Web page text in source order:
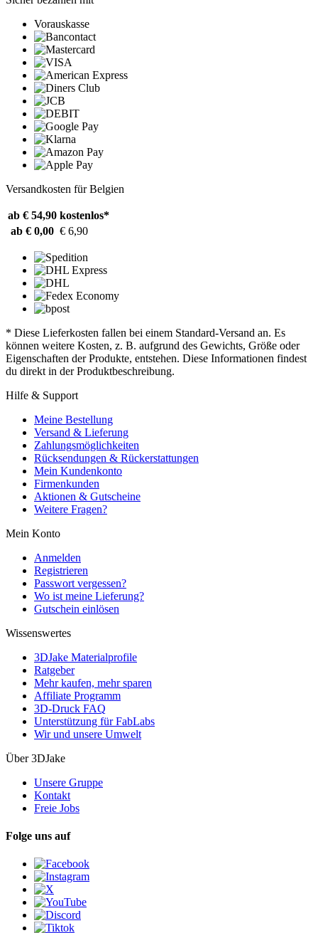
Vorauskasse
Versandkosten für Belgien
ab € 54,90 kostenlos*
ab € 0,00 € 6,90
* Diese Lieferkosten fallen bei einem Standard-Versand an. Es
können weitere Kosten, z. B. aufgrund des Gewichts, Größe oder
Eigenschaften der Produkte, entstehen. Diese Informationen findest
du direkt in der Produktbeschreibung.
Hilfe & Support
Meine Bestellung
Versand & Lieferung
Zahlungsmöglichkeiten
Rücksendungen & Rückerstattungen
Mein Kundenkonto
Firmenkunden
Aktionen & Gutscheine
Weitere Fragen?
Mein Konto
Anmelden
Registrieren
Passwort vergessen?
Wo ist meine Lieferung?
Gutschein einlösen
Wissenswertes
3DJake Materialprofile
Ratgeber
Mehr kaufen, mehr sparen
Affiliate Programm
3D-Druck FAQ
Unterstützung für FabLabs
Wir und unsere Umwelt
Über 3DJake
Unsere Gruppe
Kontakt
Freie Jobs
Folge uns auf